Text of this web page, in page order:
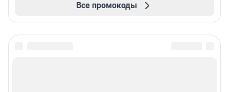
Все промокоды